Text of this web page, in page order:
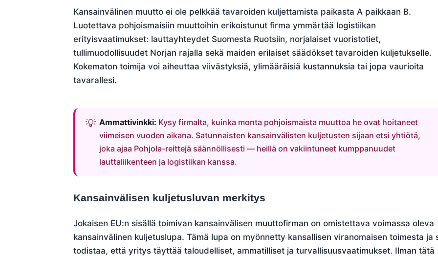
Kansainvälinen muutto ei ole pelkkää tavaroiden kuljettamista paikasta A paikkaan B.
Luotettava pohjoismaisiin muuttoihin erikoistunut firma ymmärtää logistiikan
erityisvaatimukset: lauttayhteydet Suomesta Ruotsiin, norjalaiset vuoristotiet,
tullimuodollisuudet Norjan rajalla sekä maiden erilaiset säädökset tavaroiden kuljetukselle.
Kokematon toimija voi aiheuttaa viivästyksiä, ylimääräisiä kustannuksia tai jopa vaurioita
tavarallesi.
Ammattivinkki: Kysy firmalta, kuinka monta pohjoismaista muuttoa he ovat hoitaneet
viimeisen vuoden aikana. Satunnaisten kansainvälisten kuljetusten sijaan etsi yhtiötä,
joka ajaa Pohjola-reittejä säännöllisesti — heillä on vakiintuneet kumppanuudet
lauttaliikenteen ja logistiikan kanssa.
Kansainvälisen kuljetusluvan merkitys
Jokaisen EU:n sisällä toimivan kansainvälisen muuttofirman on omistettava voimassa oleva
kansainvälinen kuljetuslupa. Tämä lupa on myönnetty kansallisen viranomaisen toimesta ja
todistaa, että yritys täyttää taloudelliset, ammatilliset ja turvallisuusvaatimukset. Ilman tätä